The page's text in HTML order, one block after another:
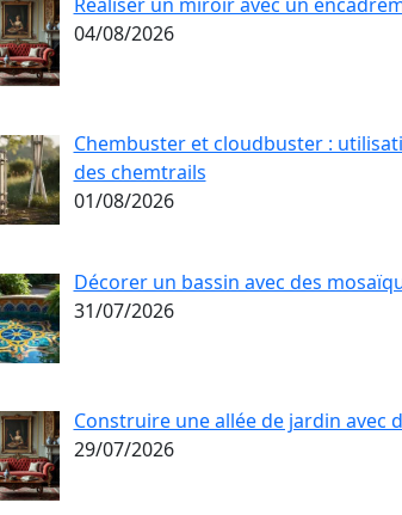
04/08/2026
Chembuster et cloudbuster :
des chemtrails
01/08/2026
Décorer un bassin avec des
31/07/2026
Construire une allée de jardin avec
29/07/2026